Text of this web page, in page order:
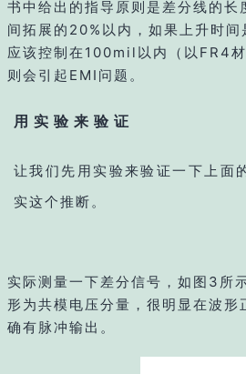
书中给出的指导原则是差分线的长
间拓展的20%以内，如果上升时
应该控制在100mil以内（以FR4
则会引起EMI问题。
用实验来验证
让我们先用实验来验证一下上面
实这个推断。
实际测量一下差分信号，如图3所
形为共模电压分量，很明显在波形
确有脉冲输出。